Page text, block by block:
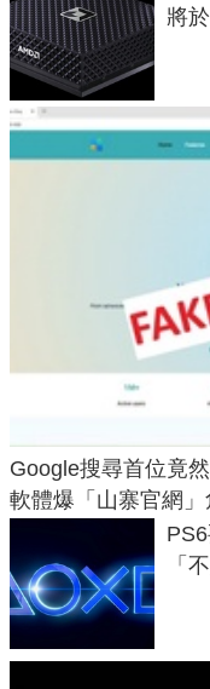
將
Google搜尋首位竟
軟體爆「山寨官網」
「